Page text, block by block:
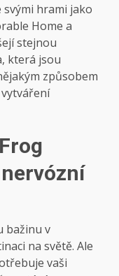
hrami jako
Home a
stejnou
která jsou
způsobem
bažinu v
na světě. Ale
vaši